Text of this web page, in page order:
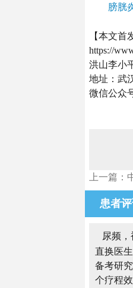
膀胱
【本文
https://
洪山李小
地址：武
微信公众
上一篇：
患者
尿频，
直换医
备考研
个疗程